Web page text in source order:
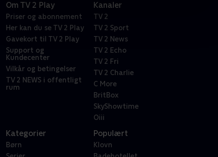
Om TV 2 Play
Priser og abonnement
Her kan du se TV 2 Play
Gavekort til TV 2 Play
Support og
Kundecenter
Vilkår og betingelser
TV 2 NEWS i offentligt
rum
Kanaler
TV 2
TV 2 Sport
TV 2 News
TV 2 Echo
TV 2 Fri
TV 2 Charlie
C More
BritBox
SkyShowtime
Oiii
Kategorier
Børn
Populært
Klovn